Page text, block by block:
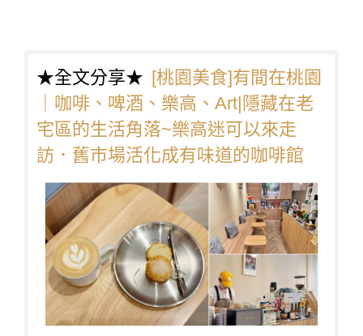
★全文分享★ [桃園美食]有間在桃園
｜咖啡、啤酒、樂高、Art|隱藏在老
宅區的生活角落~樂高迷可以來走
訪．舊市場活化成有味道的咖啡館